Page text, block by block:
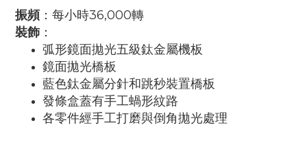
振頻：每小時36,000轉
裝飾 ：
弧形鏡面拋光五級鈦金屬機板
鏡面拋光橋板
藍色鈦金屬分針和跳秒裝置橋板
發條盒蓋有手工蝸形紋路
各零件經手工打磨與倒角拋光處理